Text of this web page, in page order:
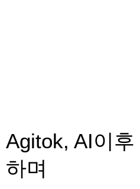
Agitok, AI이
하며